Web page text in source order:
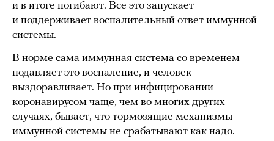
и в итоге погибают. Все это запускает
и поддерживает воспалительный ответ иммунной
системы.
В норме сама иммунная система со временем
подавляет это воспаление, и человек
выздоравливает. Но при инфицировании
коронавирусом чаще, чем во многих других
случаях, бывает, что тормозящие механизмы
иммунной системы не срабатывают как надо.